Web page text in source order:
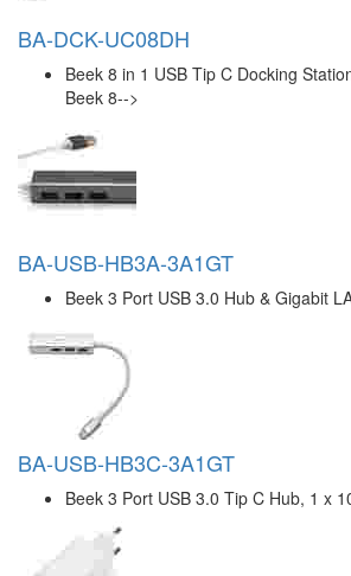
BA-DCK-UC08DH
Beek 8 in 1 USB Tip C Docking
Beek 8-->
BA-USB-HB3A-3A1GT
Beek 3 Port USB 3.0 Hub & Gigabit
BA-USB-HB3C-3A1GT
Beek 3 Port USB 3.0 Tip C Hub, 1 x